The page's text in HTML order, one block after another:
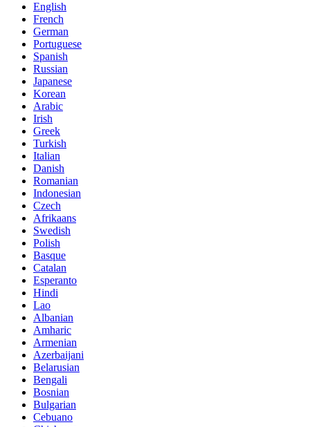
English
French
German
Portuguese
Spanish
Russian
Japanese
Korean
Arabic
Irish
Greek
Turkish
Italian
Danish
Romanian
Indonesian
Czech
Afrikaans
Swedish
Polish
Basque
Catalan
Esperanto
Hindi
Lao
Albanian
Amharic
Armenian
Azerbaijani
Belarusian
Bengali
Bosnian
Bulgarian
Cebuano